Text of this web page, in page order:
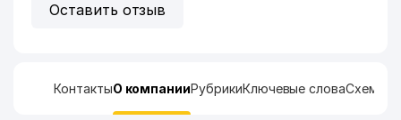
Оставить отзыв
КонтактыО компанииРубрикиКлючевые словаСхема